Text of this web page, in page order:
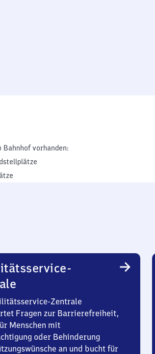
Bahnhof vorhanden:
Zentrale
Fragen zur Barrierefreiheit,
Menschen mit
oder Behinderung
an und bucht für